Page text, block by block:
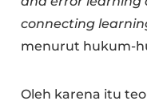
connecting
menurut hukum-
Oleh karena itu